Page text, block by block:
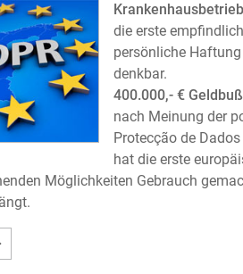
die erste
persönliche
denkbar.
400.000,- €
nach Meinung der
Protecção de
hat die erste
Möglichkeiten Gebrauch